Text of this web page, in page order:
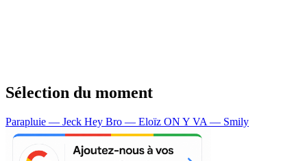
Sélection du moment
Parapluie — Jeck Hey Bro — Eloïz ON Y VA — Smily